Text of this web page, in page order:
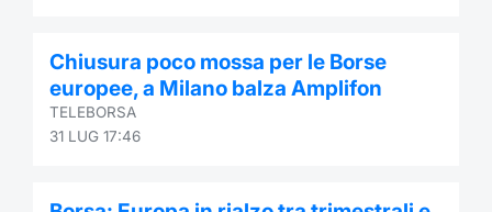
Chiusura poco mossa per le Borse
europee, a Milano balza Amplifon
TELEBORSA
31 LUG 17:46